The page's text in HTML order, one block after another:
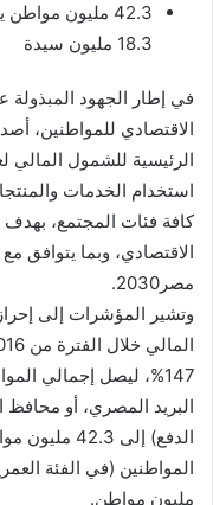
42.3 مليون
18.3 مليون سيدة
في إطار الجهود
الاقتصادي للمواطنين،
استخدام الخدمات
كافة فئات المجتمع، بهدف
الاقتصادي، وبما يتوافق
مصر2030.
وتشير المؤشرات إلى
147%، ليصل إجمالي
البريد المصري، أو
مليون مواطن.